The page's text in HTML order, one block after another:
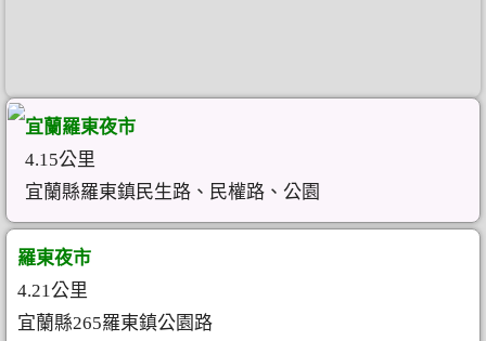
宜蘭羅東夜市
4.15公里
宜蘭縣羅東鎮民生路、民權路、公園
羅東夜市
4.21公里
宜蘭縣265羅東鎮公園路